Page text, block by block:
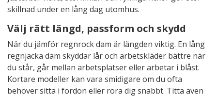
skillnad under en lång dag utomhus.
Välj rätt längd, passform och skydd
När du jämför regnrock dam är längden viktig. En lång
regnjacka dam skyddar lår och arbetskläder bättre när
du står, går mellan arbetsplatser eller arbetar i blåst.
Kortare modeller kan vara smidigare om du ofta
behöver sitta i fordon eller röra dig snabbt. Titta även